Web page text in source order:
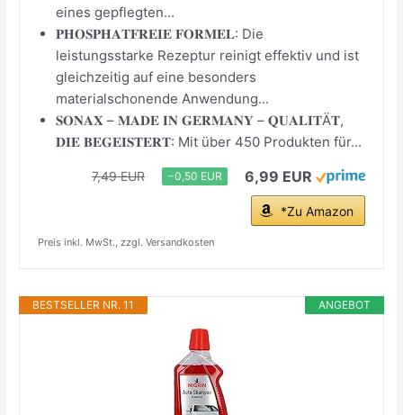
eines gepflegten...
𝐏𝐇𝐎𝐒𝐏𝐇𝐀𝐓𝐅𝐑𝐄𝐈𝐄 𝐅𝐎𝐑𝐌𝐄𝐋: Die
leistungsstarke Rezeptur reinigt effektiv und ist
gleichzeitig auf eine besonders
materialschonende Anwendung...
𝐒𝐎𝐍𝐀𝐗 – 𝐌𝐀𝐃𝐄 𝐈𝐍 𝐆𝐄𝐑𝐌𝐀𝐍𝐘 – 𝐐𝐔𝐀𝐋𝐈𝐓Ä𝐓,
𝐃𝐈𝐄 𝐁𝐄𝐆𝐄𝐈𝐒𝐓𝐄𝐑𝐓: Mit über 450 Produkten für...
7,49 EUR −0,50 EUR 6,99 EUR
*Zu Amazon
Preis inkl. MwSt., zzgl. Versandkosten
ANGEBOT
BESTSELLER NR. 11